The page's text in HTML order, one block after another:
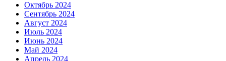
Октябрь 2024
Сентябрь 2024
Август 2024
Июль 2024
Июнь 2024
Май 2024
Апрель 2024